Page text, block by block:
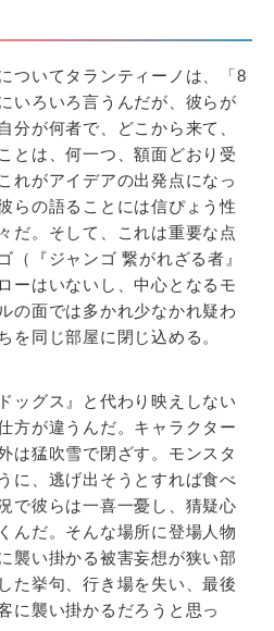
ついてタランティーノは、「8
いろいろ言うんだが、彼らが
分が何者で、どこから来て、
とは、何一つ、額面どおり受
れがアイデアの出発点になっ
らの語ることには信ぴょう性
だ。そして、これは重要な点
（『ジャンゴ 繋がれざる者』
ーはいないし、中心となるモ
の面では多かれ少なかれ疑わ
を同じ部屋に閉じ込める。
ッグス』と代わり映えしない
方が違うんだ。キャラクター
は猛吹雪で閉ざす。モンスタ
に、逃げ出そうとすれば食べ
で彼らは一喜一憂し、猜疑心
んだ。そんな場所に登場人物
襲い掛かる被害妄想が狭い部
た挙句、行き場を失い、最後
に襲い掛かるだろうと思っ